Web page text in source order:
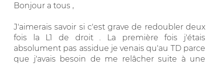
Bonjour a tous ,
J'aimerais savoir si c'est grave de redoubler deux
fois la L1 de droit . La première fois j'étais
absolument pas assidue je venais qu'au TD parce
que j'avais besoin de me relâcher suite à une